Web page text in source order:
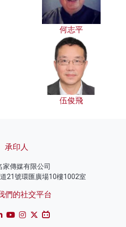
何志平
伍俊飛
承印人
家傳媒有限公司
21號環匯廣場10樓1002室
們的社交平台